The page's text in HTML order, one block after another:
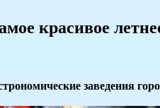
красивое
заведения